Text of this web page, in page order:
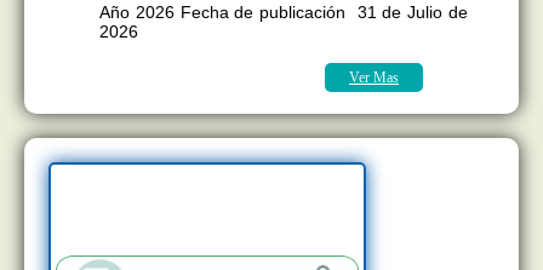
Año 2026 Fecha de publicación 31 de Julio de
2026
Ver Mas